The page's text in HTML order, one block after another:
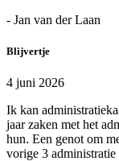
- Jan van der Laan
Blijvertje
4 juni 2026
Ik kan
jaar zaken met het
hun. Een genot om
vorige 3 administratie